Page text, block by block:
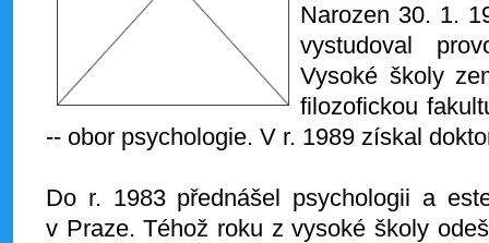
Narozen 30. 1.
vystudoval
Vysoké školy
filozofickou
-- obor psychologie. V r. 1989 získal
Do r. 1983 přednášel psychologii a
v Praze. Téhož roku z vysoké školy